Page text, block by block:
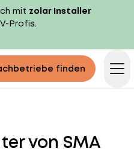
mit zolar Installer
Profis.
finden
von SMA